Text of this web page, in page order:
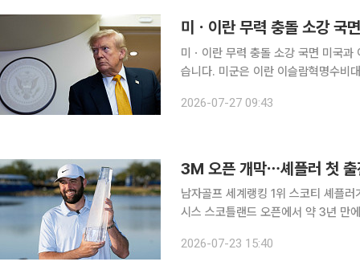
미ㆍ이란 무력 충돌 소강 국면 미국과 이란의 무력 공방이 2주 만에 사흘째 소강상태를 이어가고 있
습니다. 미군은 이란 이슬람혁명수비
격하며 맞섰습니다. 이후 도널드 트
2026-07-27 09:43
3M 오픈 개막⋯셰플러 첫 출
남자골프 세계랭킹 1위 스코티 셰플
시스 스코틀랜드 오픈에서 약 3년 만
네소타주 블레인의 TPC 트윈시티스(
2026-07-23 15:40